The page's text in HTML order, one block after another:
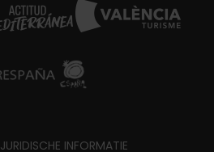
JURIDISCHE INFORMATIE